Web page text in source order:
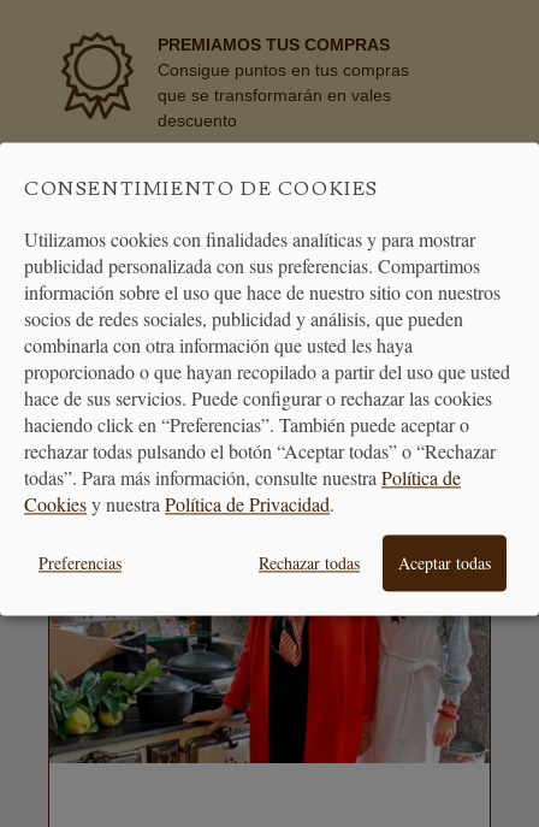
PREMIAMOS TUS COMPRAS
Consigue puntos en tus compras
que se transformarán en vales
descuento
La forma más fácil de acertar
cuando quieras hacer un regalo
CONSENTIMIENTO DE COOKIES
Utilizamos cookies con finalidades analíticas y para mostrar
publicidad personalizada con sus preferencias. Compartimos
información sobre el uso que hace de nuestro sitio con nuestros
socios de redes sociales, publicidad y análisis, que pueden
combinarla con otra información que usted les haya
proporcionado o que hayan recopilado a partir del uso que usted
hace de sus servicios. Puede configurar o rechazar las cookies
haciendo click en “Preferencias”. También puede aceptar o
rechazar todas pulsando el botón “Aceptar todas” o “Rechazar
todas”. Para más información, consulte nuestra Política de
Cookiesy nuestra Política de Privacidad.
Preferencias Rechazar todas Aceptar todas